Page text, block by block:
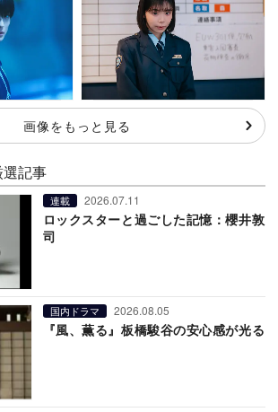
画像をもっと見る
選記事
連載 2026.07.11
ロックスターと過ごした記憶：櫻井敦
司
国内ドラマ 2026.08.05
『風、薫る』板橋駿谷の安心感が光る